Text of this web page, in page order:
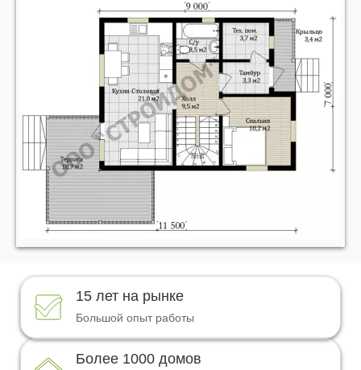
15 лет на рынке
Большой опыт работы
Более 1000 домов
00
01
24
25
26
27
28
30
31
32
33
00
01
03
04
06